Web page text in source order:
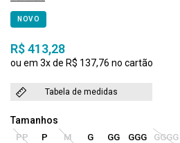
NOVO
R$ 413,28
3x R$ 137,76
Tabela de medidas
PP P M G GG GGG GGGG